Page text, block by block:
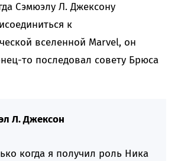
Сэмюэлу Л. Джексону
к
вселенной Marvel, он
то последовал совету Брюса
Л. Джексон
когда я получил роль Ника